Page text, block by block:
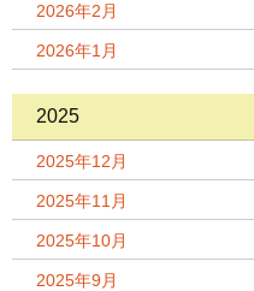
2026年2月
2026年1月
2025
2025年12月
2025年11月
2025年10月
2025年9月